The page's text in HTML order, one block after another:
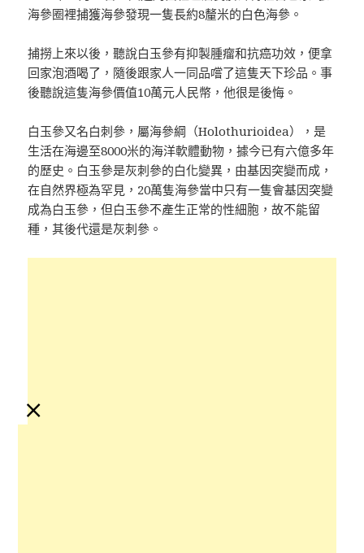
海參圈裡捕獲海參發現一隻長約8釐米的白色海參。
捕撈上來以後，聽說白玉參有抑製腫瘤和抗癌功效，便拿
回家泡酒喝了，隨後跟家人一同品嚐了這隻天下珍品。事
後聽說這隻海參價值10萬元人民幣，他很是後悔。
白玉參又名白刺參，屬海參綱（Holothurioidea），是
生活在海邊至8000米的海洋軟體動物，據今已有六億多年
的歷史。白玉參是灰刺參的白化變異，由基因突變而成，
在自然界極為罕見，20萬隻海參當中只有一隻會基因突變
成為白玉參，但白玉參不產生正常的性細胞，故不能留
種，其後代還是灰刺參。
×